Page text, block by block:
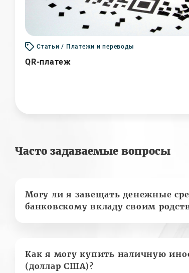
Статьи / Платежи и переводы
QR-платеж
Часто задаваемые вопросы
Могу ли я завещать денежные
банковскому вкладу своим
Как я могу купить наличную
(доллар США)?